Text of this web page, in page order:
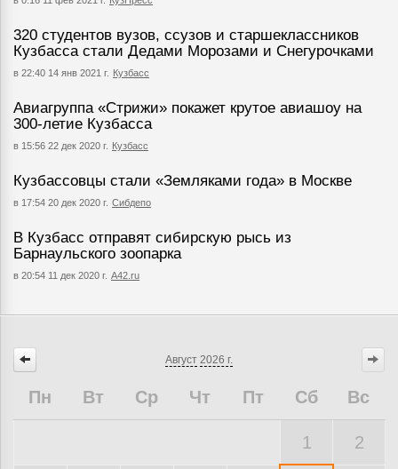
320 студентов вузов, ссузов и старшеклассников
Кузбасса стали Дедами Морозами и Снегурочками
в 22:40 14 янв 2021 г. Кузбасс
Авиагруппа «Стрижи» покажет крутое авиашоу на
300-летие Кузбасса
в 15:56 22 дек 2020 г. Кузбасс
Кузбассовцы стали «Земляками года» в Москве
в 17:54 20 дек 2020 г. Сибдепо
В Кузбасс отправят сибирскую рысь из
Барнаульского зоопарка
в 20:54 11 дек 2020 г. А42.ru
Август 2026 г.
Пн Вт Ср Чт Пт Сб Вс
1 2